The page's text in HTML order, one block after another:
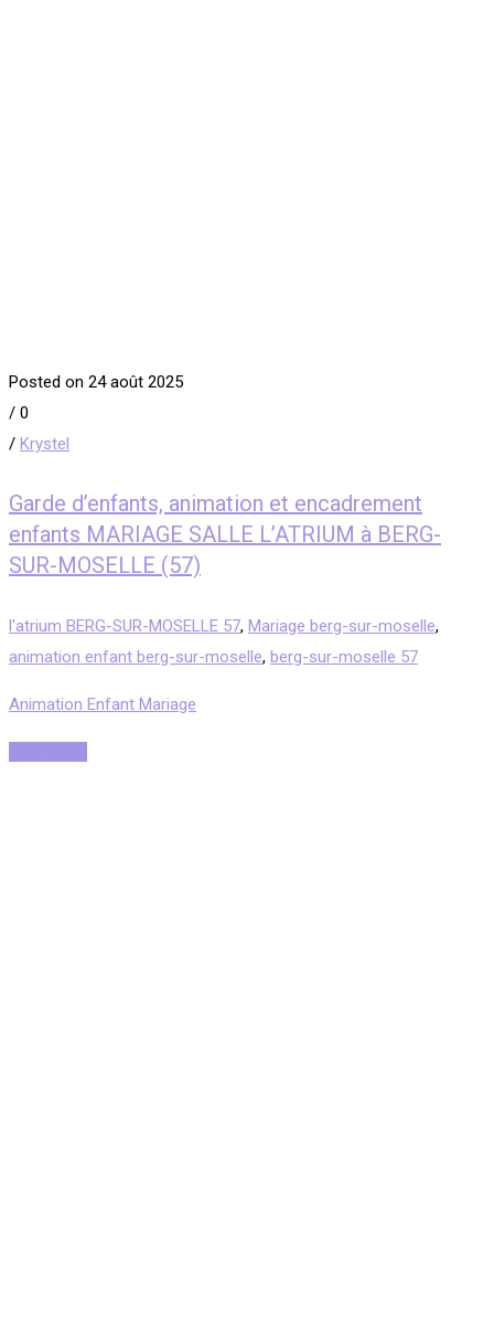
Posted on 24 août 2025
/ 0
/ Krystel
Garde d’enfants, animation et encadrement
enfants MARIAGE SALLE L’ATRIUM à BERG-
SUR-MOSELLE (57)
l'atrium BERG-SUR-MOSELLE 57, Mariage berg-sur-moselle,
animation enfant berg-sur-moselle, berg-sur-moselle 57
Animation Enfant Mariage